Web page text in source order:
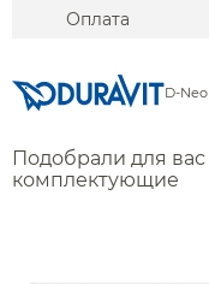
Оплата
D-Neo
Подобрали для
комплектующие